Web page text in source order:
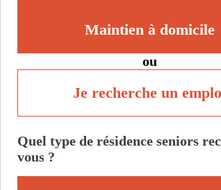
Maintien à domicile
ou
Je recherche un
Quel type de résidence seniors
vous ?